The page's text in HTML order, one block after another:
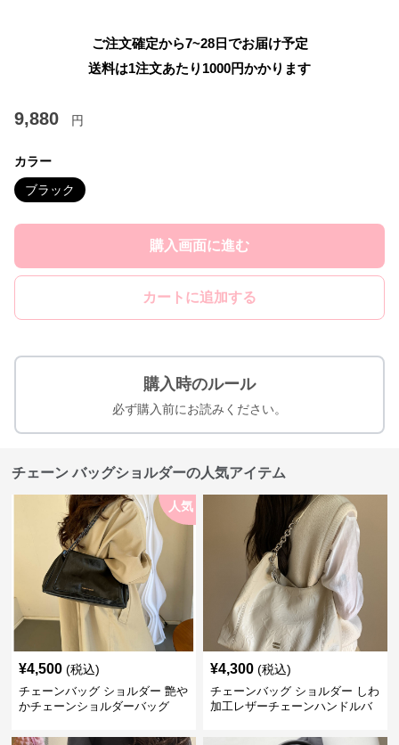
ご注文確定から7~28日でお届け予定
送料は1注文あたり 1000円かかります
9,880 円
カラー
ブラック
購入画面に進む
カートに追加する
購入時のルール
必ず購入前にお読みください。
チェーン バッグショルダーの人気アイテム
人気
¥4,500 (税込)
チェーンバッグ ショルダー 艶や
かチェーンショルダーバッグ
¥4,300 (税込)
チェーンバッグ ショルダー しわ
加工レザーチェーンハンドルバ